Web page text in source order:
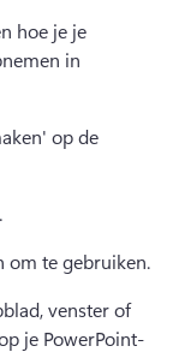
hoe je je
in
op de
om te gebruiken.
venster of
je PowerPoint-